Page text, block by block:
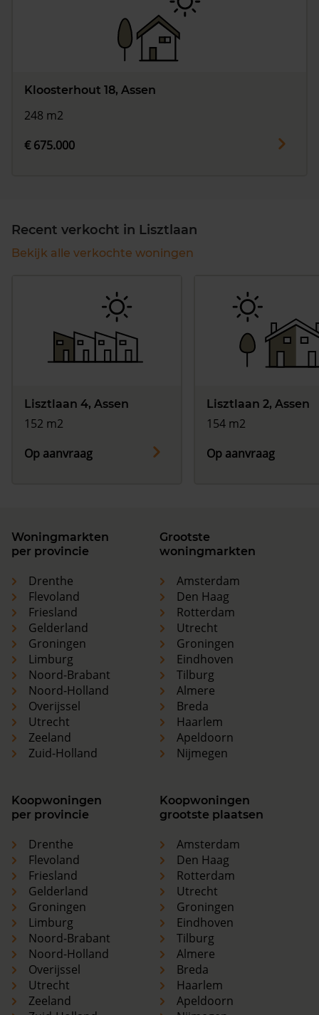
Kloosterhout 18, Assen
248 m2
€ 675.000
Recent verkocht in Lisztlaan
Bekijk alle verkochte woningen
Lisztlaan 4, Assen
152 m2
Op aanvraag
Lisztlaan 2, Assen
154 m2
Op aanvraag
Woningmarkten
per provincie
Drenthe
Flevoland
Friesland
Gelderland
Groningen
Limburg
Noord-Brabant
Noord-Holland
Overijssel
Utrecht
Zeeland
Zuid-Holland
Grootste
woningmarkten
Amsterdam
Den Haag
Rotterdam
Utrecht
Groningen
Eindhoven
Tilburg
Almere
Breda
Haarlem
Apeldoorn
Nijmegen
Koopwoningen
per provincie
Drenthe
Flevoland
Friesland
Gelderland
Groningen
Limburg
Noord-Brabant
Noord-Holland
Overijssel
Utrecht
Zeeland
Koopwoningen
grootste plaatsen
Amsterdam
Den Haag
Rotterdam
Utrecht
Groningen
Eindhoven
Tilburg
Almere
Breda
Haarlem
Apeldoorn